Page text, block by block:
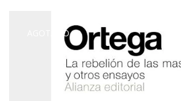
AGOTADO